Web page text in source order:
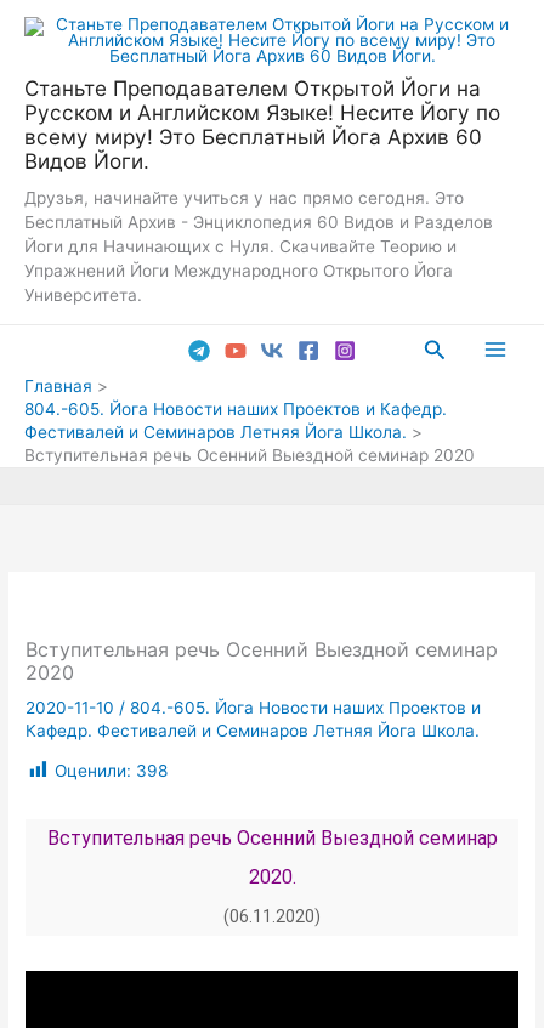
Перейти
Станьте Преподавателем Открытой Йоги на
Русском и Английском Языке! Несите Йогу по
всему миру! Это Бесплатный Йога Архив 60
Видов Йоги.
Друзья, начинайте учиться у нас прямо сегодня. Это
Бесплатный Архив - Энциклопедия 60 Видов и Разделов
Йоги для Начинающих с Нуля. Скачивайте Теорию и
Упражнений Йоги Международного Открытого Йога
Университета.
Поиск
Главная
804.-605. Йога Новости наших Проектов и Кафедр.
Фестивалей и Семинаров Летняя Йога Школа.
Вступительная речь Осенний Выездной семинар 2020
Вступительная речь Осенний Выездной семинар
2020
2020-11-10 /804.-605. Йога Новости наших Проектов и
Кафедр. Фестивалей и Семинаров Летняя Йога Школа.
Оценили: 398
Вступительная речь Осенний Выездной семинар
2020.
(06.11.2020)